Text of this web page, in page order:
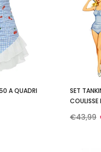
A QUADRI
SET
€43,99